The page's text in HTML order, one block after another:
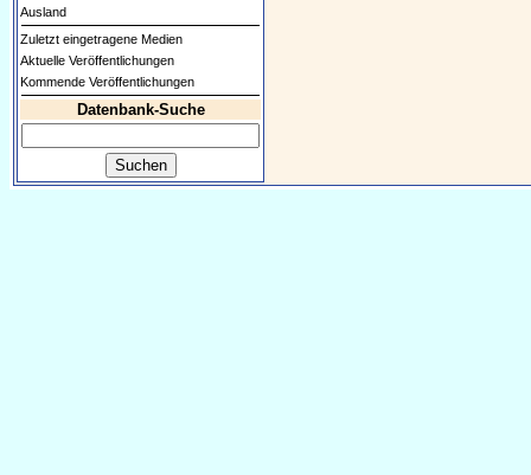
Ausland
Zuletzt eingetragene Medien
Aktuelle Veröffentlichungen
Kommende Veröffentlichungen
Datenbank-Suche